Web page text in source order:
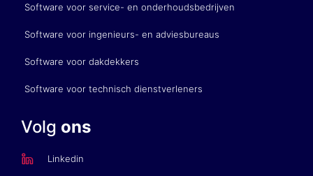
Software voor service- en onderhoudsbedrijven
Software voor ingenieurs- en adviesbureaus
Software voor dakdekkers
Software voor technisch dienstverleners
Volg ons
Linkedin